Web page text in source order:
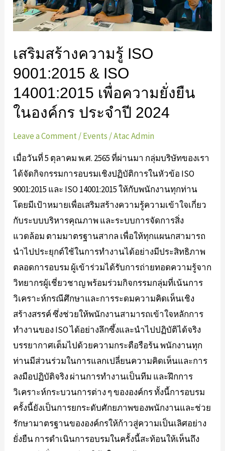
เสริมสร้างความรู้ ISO
9001:2015 & ISO
14001:2015 เพื่อความยั่งยืน
ในองค์กร ประจำปี 2024
Leave a Comment/Events /Atac Admin
เมื่อวันที่ 5 ตุลาคม พ.ศ. 2565 ที่ผ่านมา กลุ่มบริษัทของเรา
ได้จัดกิจกรรมการอบรมเชิงปฏิบัติการในหัวข้อ ISO
9001:2015 และ ISO 14001:2015 ให้กับพนักงานทุกท่าน
โดยมีเป้าหมายเพื่อเสริมสร้างความรู้ความเข้าใจเกี่ยว
กับระบบบริหารคุณภาพ และระบบการจัดการสิ่ง
แวดล้อม ตามมาตรฐานสากล เพื่อให้ทุกแผนกสามารถ
นำไปประยุกต์ใช้ในการทำงานได้อย่างมีประสิทธิภาพ
ตลอดการอบรม ผู้เข้าร่วมได้รับการถ่ายทอดความรู้จาก
วิทยากรผู้เชี่ยวชาญ พร้อมร่วมกิจกรรมกลุ่มที่เน้นการ
วิเคราะห์กรณีศึกษาและการระดมความคิดเห็นเชิง
สร้างสรรค์ ซึ่งช่วยให้พนักงานสามารถเข้าใจหลักการ
ทำงานของ ISO ได้อย่างลึกซึ้งและนำไปปฏิบัติได้จริง
บรรยากาศเต็มไปด้วยความกระตือรือร้น พนักงานทุก
ท่านมีส่วนร่วมในการแลกเปลี่ยนความคิดเห็นและการ
ลงมือปฏิบัติจริง ผ่านการทำงานเป็นทีม และฝึกการ
วิเคราะห์กระบวนการต่าง ๆ ขององค์กร ทั้งนี้การอบรม
ครั้งนี้ยังเป็นการยกระดับศักยภาพของพนักงานและช่วย
รักษามาตรฐานขององค์กรให้ก้าวสู่ความเป็นเลิศอย่าง
ยั่งยืน การดำเนินการอบรมในครั้งนี้สะท้อนให้เห็นถึง
14001:2015
เพื่อ
ความ
ยั่งยืน
ใน
องค์กร
ประจำ
2024